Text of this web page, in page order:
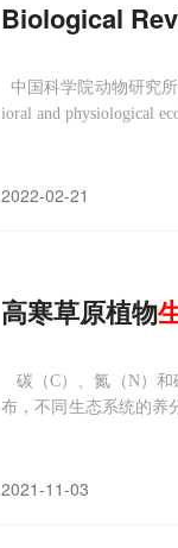
Biological
中国科学院动物研究
ioral and physiological
2022-02-21
高寒草原植物
碳（C）、氮（N）和
布，不同生态系统的养
2021-11-03